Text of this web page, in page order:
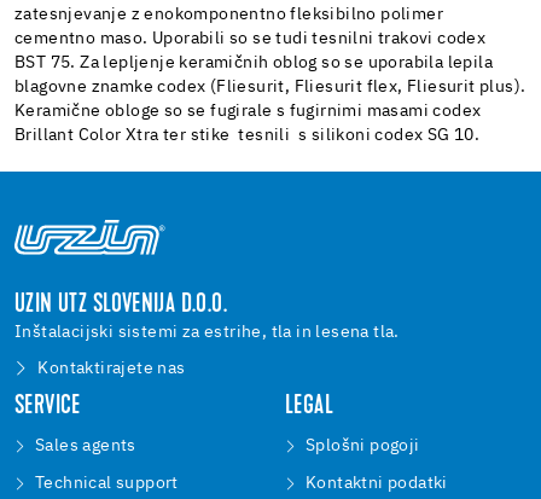
zatesnjevanje z enokomponentno fleksibilno polimer
cementno maso. Uporabili so se tudi tesnilni trakovi codex
BST 75. Za lepljenje keramičnih oblog so se uporabila lepila
blagovne znamke codex (Fliesurit, Fliesurit flex, Fliesurit plus).
Keramične obloge so se fugirale s fugirnimi masami codex
Brillant Color Xtra ter stike tesnili s silikoni codex SG 10.
UZIN UTZ SLOVENIJA D.O.O.
Inštalacijski sistemi za estrihe, tla in lesena tla.
Kontaktirajete nas
SERVICE
Sales agents
Technical support
LEGAL
Splošni pogoji
Kontaktni podatki